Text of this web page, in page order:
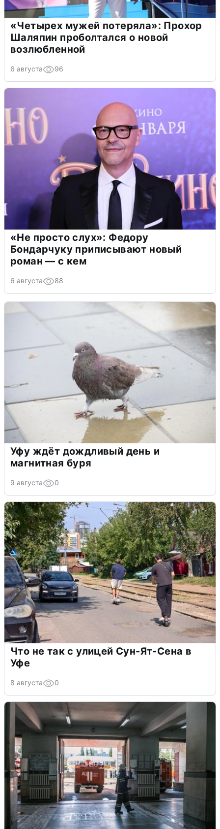
«Четырех мужей потеряла»: Прохор
Шаляпин проболтался о новой
возлюбленной
6 августа 96
«Не просто слух»: Федору
Бондарчуку приписывают новый
роман — с кем
6 августа 88
Уфу ждёт дождливый день и
магнитная буря
9 августа 0
Что не так с улицей Сун-Ят-Сена в
Уфе
8 августа 0